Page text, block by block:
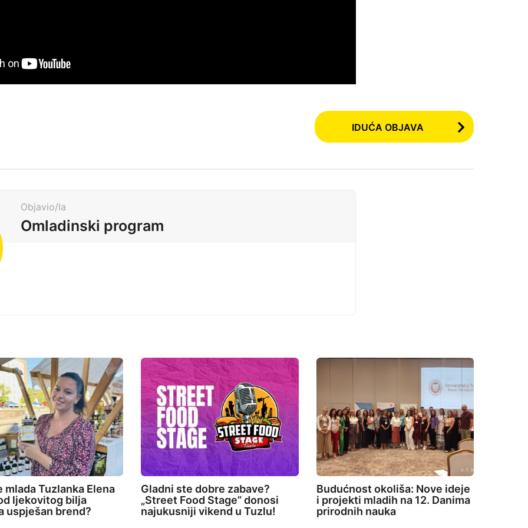
IDUĆA OBJAVA
Objavio/la
Omladinski program
mlada Tuzlanka Elena
ljekovitog bilja
uspješan brend?
Gladni ste dobre zabave?
„Street Food Stage” donosi
najukusniji vikend u Tuzlu!
Budućnost okoliša: Nove ideje
i projekti mladih na 12. Danima
prirodnih nauka